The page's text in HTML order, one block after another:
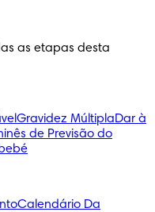
as etapas desta
Gravidez MúltiplaDar à
de Previsão do
Calendário Da